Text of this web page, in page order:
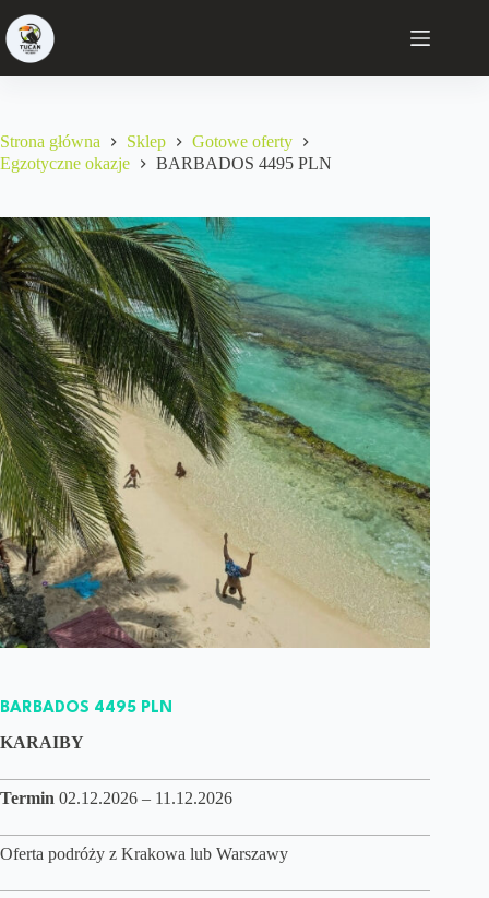
Strona główna Sklep
Gotowe oferty
Egzotyczne okazje
BARBADOS 4495 PLN
BARBADOS 4495 PLN
KARAIBY
Termin 02.12.2026 – 11.12.2026
Oferta podróży z Krakowa lub Warszawy